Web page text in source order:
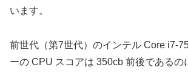
います。
前世代（第7世代）のインテル Core i7-
ーの CPU スコアは 350cb 前後であるの